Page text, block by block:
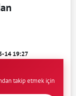
14 19:27
takip etmek için